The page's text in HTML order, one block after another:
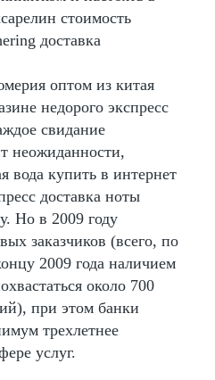
стоимость
доставка
оптом из китая
недорого экспресс
свидание
неожиданности,
вода купить в интернет
доставка ноты
Но в 2009 году
заказчиков (всего, по
2009 года наличием
около 700
при этом банки
трехлетнее
услуг.